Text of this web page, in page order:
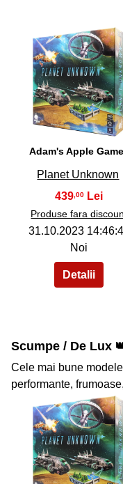
37
Adam's Apple
Planet Unknown
439 ,00
Produse fara
31.10.2023
Noi
Scumpe / De Lux
Cele mai bune
performante,
39